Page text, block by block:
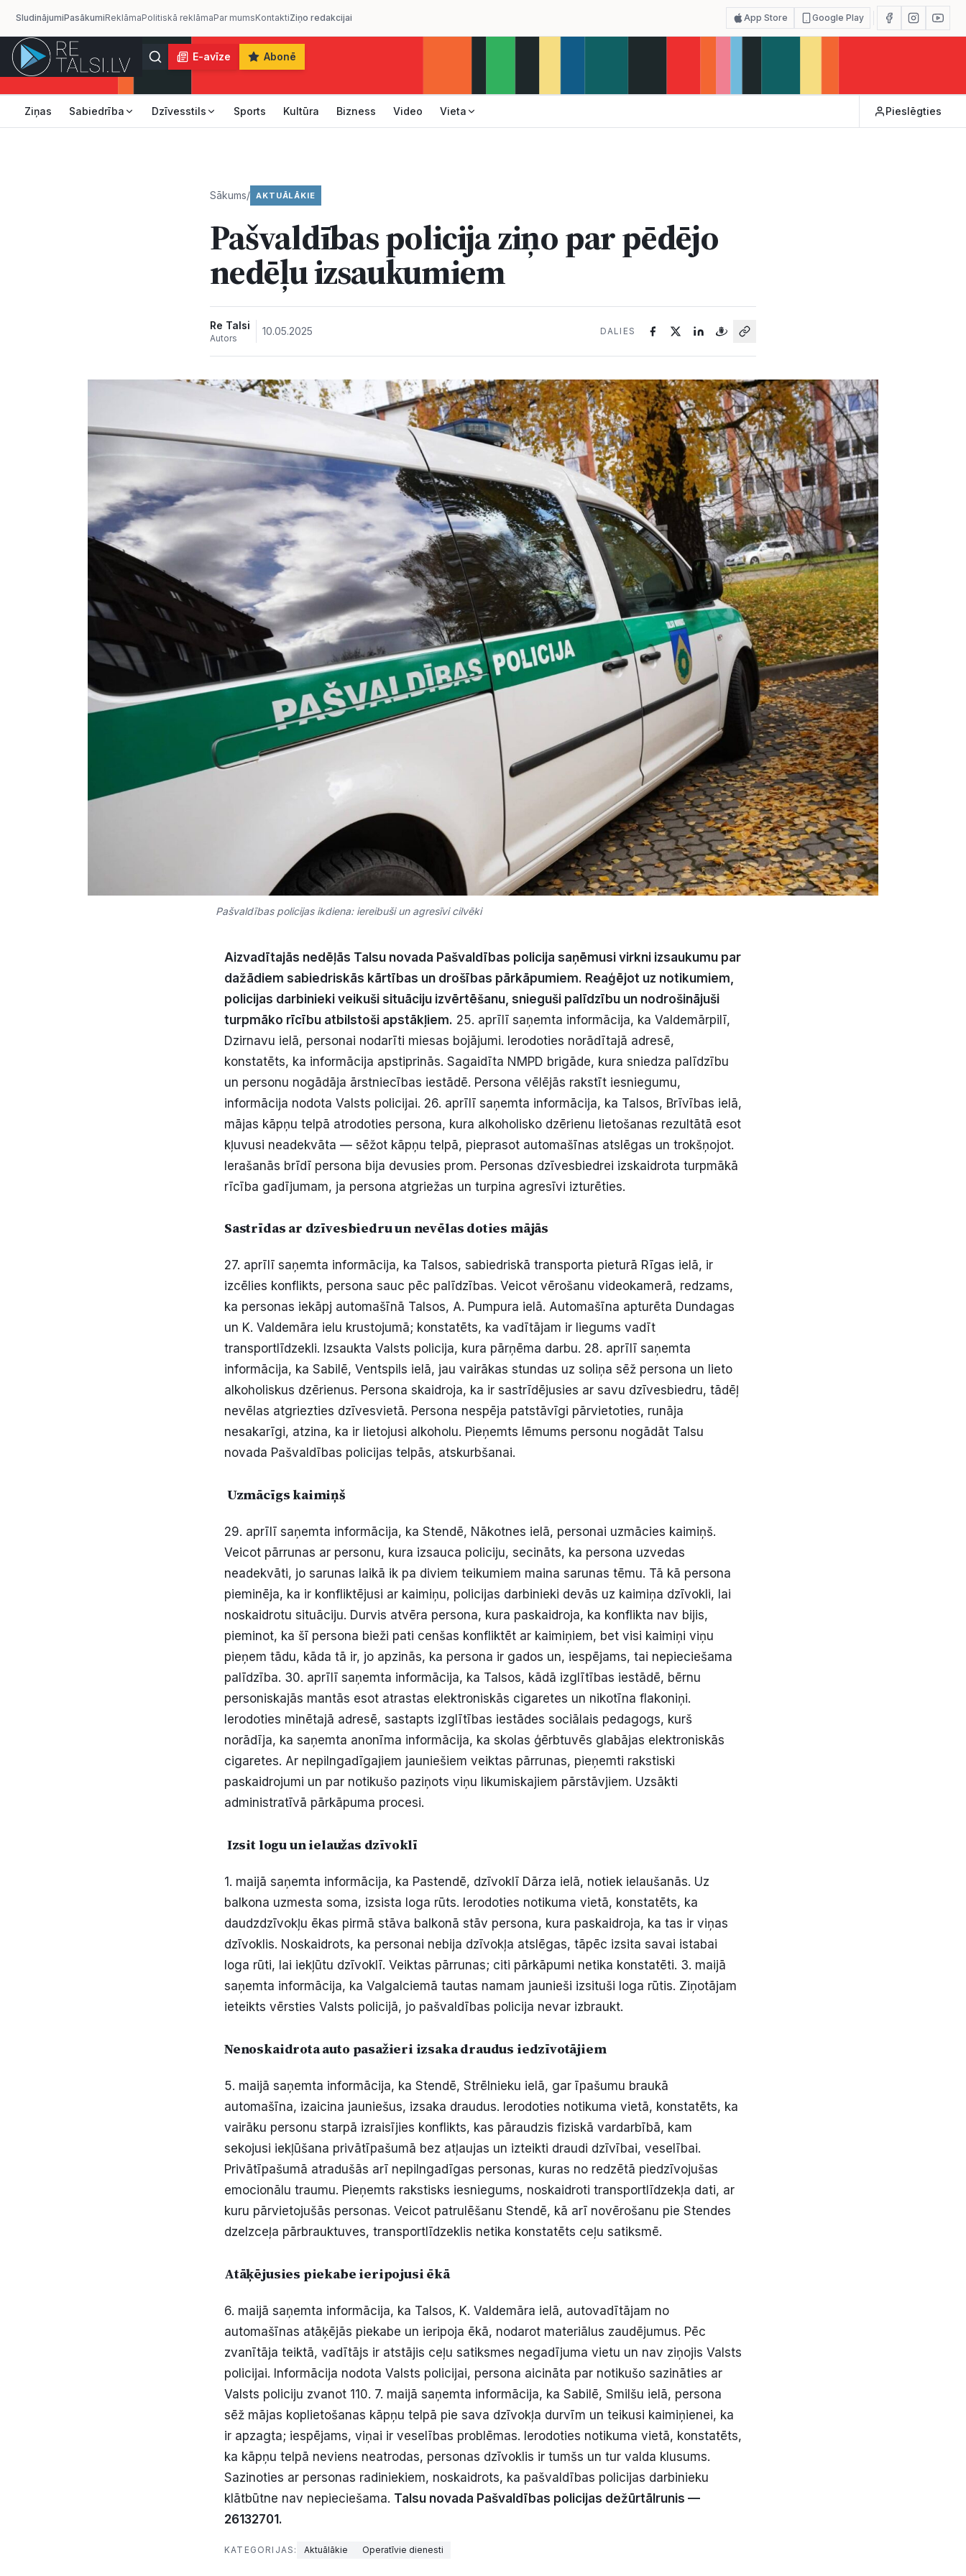
SludinājumiPasākumiReklāmaPolitiskā reklāmaPar mumsKontaktiZiņo redakcijai App Store Google Play
E-avīze Abonē
Ziņas Sabiedrība Dzīvesstils Sports Kultūra Bizness Video Vieta Pieslēgties
Sākums/ AKTUĀLĀKIE
Pašvaldības policija ziņo par pēdējo
nedēļu izsaukumiem
Re Talsi
Autors
10.05.2025 DALIES
Pašvaldības policijas ikdiena: iereibuši un agresīvi cilvēki
Aizvadītajās nedēļās Talsu novada Pašvaldības policija saņēmusi virkni izsaukumu par
dažādiem sabiedriskās kārtības un drošības pārkāpumiem. Reaģējot uz notikumiem,
policijas darbinieki veikuši situāciju izvērtēšanu, snieguši palīdzību un nodrošinājuši
turpmāko rīcību atbilstoši apstākļiem. 25. aprīlī saņemta informācija, ka Valdemārpilī,
Dzirnavu ielā, personai nodarīti miesas bojājumi. Ierodoties norādītajā adresē,
konstatēts, ka informācija apstiprinās. Sagaidīta NMPD brigāde, kura sniedza palīdzību
un personu nogādāja ārstniecības iestādē. Persona vēlējās rakstīt iesniegumu,
informācija nodota Valsts policijai. 26. aprīlī saņemta informācija, ka Talsos, Brīvības ielā,
mājas kāpņu telpā atrodoties persona, kura alkoholisko dzērienu lietošanas rezultātā esot
kļuvusi neadekvāta — sēžot kāpņu telpā, pieprasot automašīnas atslēgas un trokšņojot.
Ierašanās brīdī persona bija devusies prom. Personas dzīvesbiedrei izskaidrota turpmākā
rīcība gadījumam, ja persona atgriežas un turpina agresīvi izturēties.
Sastrīdas ar dzīvesbiedru un nevēlas doties mājās
27. aprīlī saņemta informācija, ka Talsos, sabiedriskā transporta pieturā Rīgas ielā, ir
izcēlies konflikts, persona sauc pēc palīdzības. Veicot vērošanu videokamerā, redzams,
ka personas iekāpj automašīnā Talsos, A. Pumpura ielā. Automašīna apturēta Dundagas
un K. Valdemāra ielu krustojumā; konstatēts, ka vadītājam ir liegums vadīt
transportlīdzekli. Izsaukta Valsts policija, kura pārņēma darbu. 28. aprīlī saņemta
informācija, ka Sabilē, Ventspils ielā, jau vairākas stundas uz soliņa sēž persona un lieto
alkoholiskus dzērienus. Persona skaidroja, ka ir sastrīdējusies ar savu dzīvesbiedru, tādēļ
nevēlas atgriezties dzīvesvietā. Persona nespēja patstāvīgi pārvietoties, runāja
nesakarīgi, atzina, ka ir lietojusi alkoholu. Pieņemts lēmums personu nogādāt Talsu
novada Pašvaldības policijas telpās, atskurbšanai.
Uzmācīgs kaimiņš
29. aprīlī saņemta informācija, ka Stendē, Nākotnes ielā, personai uzmācies kaimiņš.
Veicot pārrunas ar personu, kura izsauca policiju, secināts, ka persona uzvedas
neadekvāti, jo sarunas laikā ik pa diviem teikumiem maina sarunas tēmu. Tā kā persona
pieminēja, ka ir konfliktējusi ar kaimiņu, policijas darbinieki devās uz kaimiņa dzīvokli, lai
noskaidrotu situāciju. Durvis atvēra persona, kura paskaidroja, ka konflikta nav bijis,
pieminot, ka šī persona bieži pati cenšas konfliktēt ar kaimiņiem, bet visi kaimiņi viņu
pieņem tādu, kāda tā ir, jo apzinās, ka persona ir gados un, iespējams, tai nepieciešama
palīdzība. 30. aprīlī saņemta informācija, ka Talsos, kādā izglītības iestādē, bērnu
personiskajās mantās esot atrastas elektroniskās cigaretes un nikotīna flakoniņi.
Ierodoties minētajā adresē, sastapts izglītības iestādes sociālais pedagogs, kurš
norādīja, ka saņemta anonīma informācija, ka skolas ģērbtuvēs glabājas elektroniskās
cigaretes. Ar nepilngadīgajiem jauniešiem veiktas pārrunas, pieņemti rakstiski
paskaidrojumi un par notikušo paziņots viņu likumiskajiem pārstāvjiem. Uzsākti
administratīvā pārkāpuma procesi.
Izsit logu un ielaužas dzīvoklī
1. maijā saņemta informācija, ka Pastendē, dzīvoklī Dārza ielā, notiek ielaušanās. Uz
balkona uzmesta soma, izsista loga rūts. Ierodoties notikuma vietā, konstatēts, ka
daudzdzīvokļu ēkas pirmā stāva balkonā stāv persona, kura paskaidroja, ka tas ir viņas
dzīvoklis. Noskaidrots, ka personai nebija dzīvokļa atslēgas, tāpēc izsita savai istabai
loga rūti, lai iekļūtu dzīvoklī. Veiktas pārrunas; citi pārkāpumi netika konstatēti. 3. maijā
saņemta informācija, ka Valgalciemā tautas namam jaunieši izsituši loga rūtis. Ziņotājam
ieteikts vērsties Valsts policijā, jo pašvaldības policija nevar izbraukt.
Nenoskaidrota auto pasažieri izsaka draudus iedzīvotājiem
5. maijā saņemta informācija, ka Stendē, Strēlnieku ielā, gar īpašumu braukā
automašīna, izaicina jauniešus, izsaka draudus. Ierodoties notikuma vietā, konstatēts, ka
vairāku personu starpā izraisījies konflikts, kas pāraudzis fiziskā vardarbībā, kam
sekojusi iekļūšana privātīpašumā bez atļaujas un izteikti draudi dzīvībai, veselībai.
Privātīpašumā atradušās arī nepilngadīgas personas, kuras no redzētā piedzīvojušas
emocionālu traumu. Pieņemts rakstisks iesniegums, noskaidroti transportlīdzekļa dati, ar
kuru pārvietojušās personas. Veicot patrulēšanu Stendē, kā arī novērošanu pie Stendes
dzelzceļa pārbrauktuves, transportlīdzeklis netika konstatēts ceļu satiksmē.
Atāķējusies piekabe ieripojusi ēkā
6. maijā saņemta informācija, ka Talsos, K. Valdemāra ielā, autovadītājam no
automašīnas atāķējās piekabe un ieripoja ēkā, nodarot materiālus zaudējumus. Pēc
zvanītāja teiktā, vadītājs ir atstājis ceļu satiksmes negadījuma vietu un nav ziņojis Valsts
policijai. Informācija nodota Valsts policijai, persona aicināta par notikušo sazināties ar
Valsts policiju zvanot 110. 7. maijā saņemta informācija, ka Sabilē, Smilšu ielā, persona
sēž mājas koplietošanas kāpņu telpā pie sava dzīvokļa durvīm un teikusi kaimiņienei, ka
ir apzagta; iespējams, viņai ir veselības problēmas. Ierodoties notikuma vietā, konstatēts,
ka kāpņu telpā neviens neatrodas, personas dzīvoklis ir tumšs un tur valda klusums.
Sazinoties ar personas radiniekiem, noskaidrots, ka pašvaldības policijas darbinieku
klātbūtne nav nepieciešama. Talsu novada Pašvaldības policijas dežūrtālrunis —
26132701.
KATEGORIJAS: Aktuālākie Operatīvie dienesti